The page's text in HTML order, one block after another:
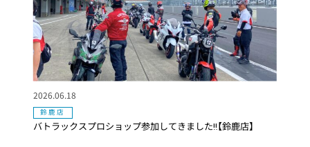
バトラックスプロショップ参加してきました‼️【鈴鹿店】
2026.06.18
鈴鹿店